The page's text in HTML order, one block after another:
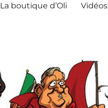
La boutique d’Oli Vidéos